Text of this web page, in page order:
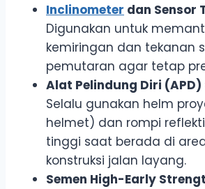
Inclinometer dan Sensor
Digunakan untuk
kemiringan dan tekanan
pemutaran agar tetap
Alat Pelindung Diri
Selalu gunakan helm
helmet) dan rompi
tinggi saat berada di
konstruksi jalan layang.
Semen High-Early